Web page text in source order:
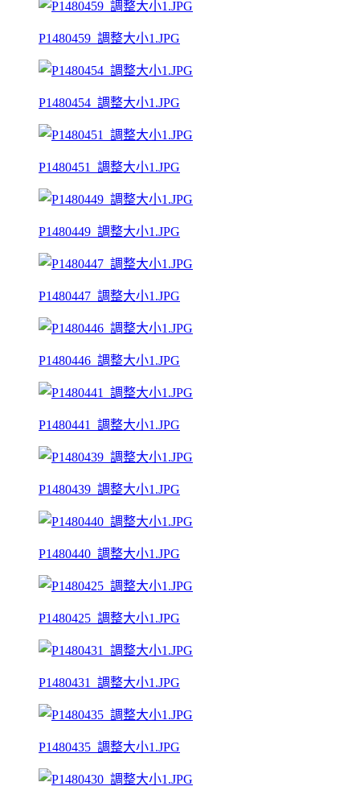
P1480459_調整大小1.JPG
P1480454_調整大小1.JPG
P1480451_調整大小1.JPG
P1480449_調整大小1.JPG
P1480447_調整大小1.JPG
P1480446_調整大小1.JPG
P1480441_調整大小1.JPG
P1480439_調整大小1.JPG
P1480440_調整大小1.JPG
P1480425_調整大小1.JPG
P1480431_調整大小1.JPG
P1480435_調整大小1.JPG